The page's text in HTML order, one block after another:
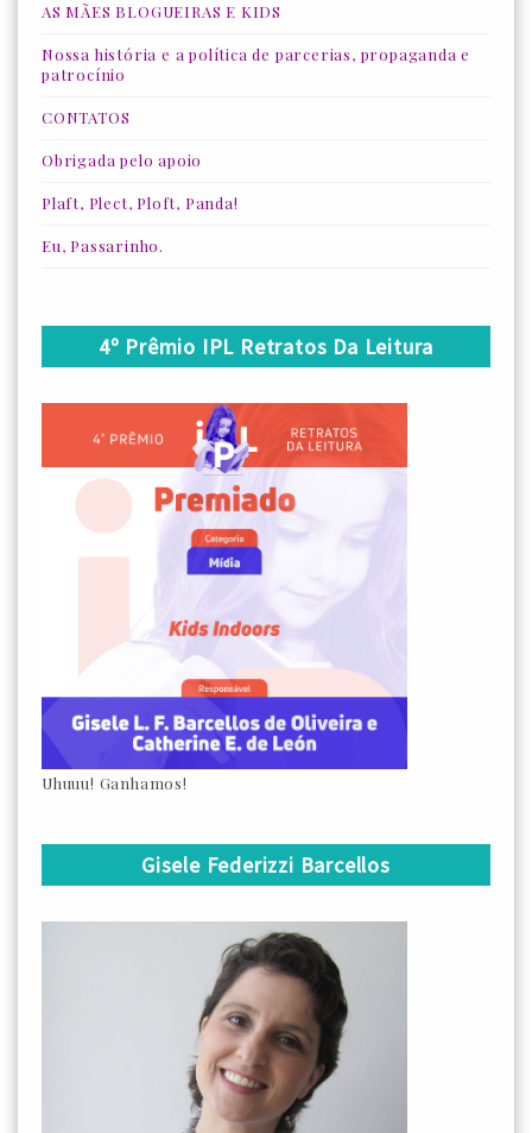
AS MÃES BLOGUEIRAS E KIDS
Nossa história e a política de parcerias, propaganda e
patrocínio
CONTATOS
Obrigada pelo apoio
Plaft, Plect, Ploft, Panda!
Eu, Passarinho.
4º Prêmio IPL Retratos Da Leitura
Uhuuu! Ganhamos!
Gisele Federizzi Barcellos